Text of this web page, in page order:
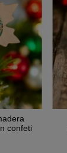
confeti